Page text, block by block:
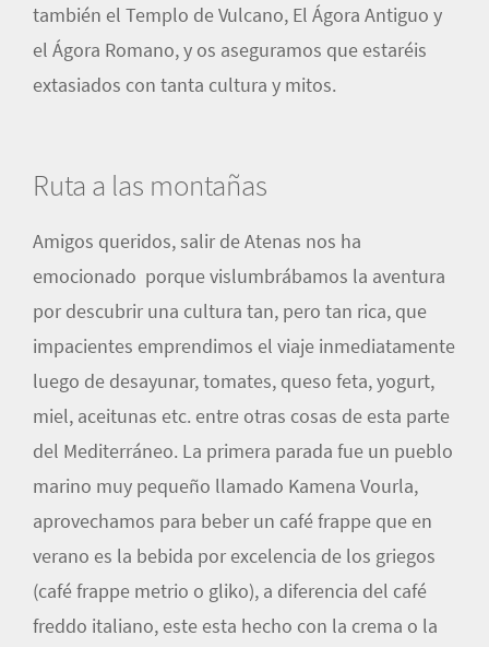
también el Templo de Vulcano, El Ágora Antiguo y
el Ágora Romano, y os aseguramos que estaréis
extasiados con tanta cultura y mitos.
Ruta a las montañas
Amigos queridos, salir de Atenas nos ha
emocionado porque vislumbrábamos la aventura
por descubrir una cultura tan, pero tan rica, que
impacientes emprendimos el viaje inmediatamente
luego de desayunar, tomates, queso feta, yogurt,
miel, aceitunas etc. entre otras cosas de esta parte
del Mediterráneo. La primera parada fue un pueblo
marino muy pequeño llamado Kamena Vourla,
aprovechamos para beber un café frappe que en
verano es la bebida por excelencia de los griegos
(café frappe metrio o gliko), a diferencia del café
freddo italiano, este esta hecho con la crema o la